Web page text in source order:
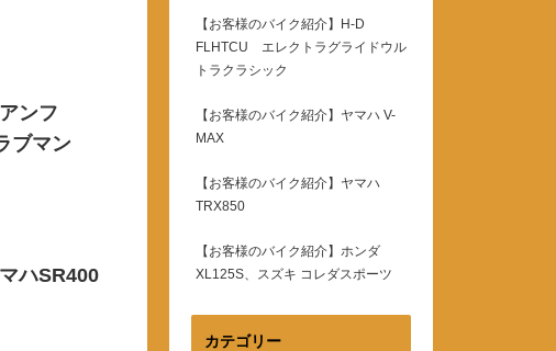
アンフ
ブマン
ハSR400
【お客様のバイク紹介】H-D
FLHTCU エレクトラグライドウル
トラクラシック
【お客様のバイク紹介】ヤマハ V-
MAX
【お客様のバイク紹介】ヤマハ
TRX850
【お客様のバイク紹介】ホンダ
XL125S、スズキ コレダスポーツ
カテゴリー